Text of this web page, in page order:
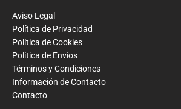
Aviso Legal
Política de Privacidad
Política de Cookies
Política de Envíos
Términos y Condiciones
Información de Contacto
Contacto